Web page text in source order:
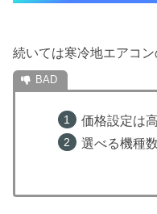
続いては寒冷地エアコン
価格設定は
選べる機種